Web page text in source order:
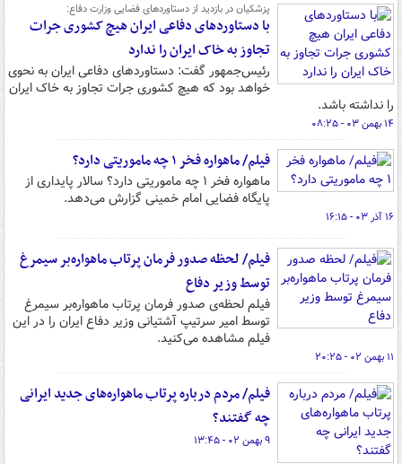
پزشکیان در بازدید از دستاوردهای فضایی وزارت دفاع:
با دستاوردهای دفاعی ایران هیچ کشوری جرات
تجاوز به خاک ایران را ندارد
رئیس‌جمهور گفت: دستاوردهای دفاعی ایران به نحوی
خواهد بود که هیچ کشوری جرات تجاوز به خاک ایران
را نداشته باشد.
۱۴ بهمن ۰۳ - ۰۸:۲۵
فیلم/ ماهواره فخر ۱ چه ماموریتی دارد؟
ماهواره فخر ۱ چه ماموریتی دارد؟ سالار پایداری از
پایگاه فضایی امام خمینی گزارش می‌دهد.
۱۶ آذر ۰۳ - ۱۶:۱۵
فیلم/ لحظه‌ صدور فرمان پرتاب ماهواره‌بر سیمرغ
توسط وزیر دفاع
فیلم لحظه‌ی صدور فرمان پرتاب ماهواره‌بر سیمرغ
توسط امیر سرتیپ آشتیانی وزیر دفاع ایران را در این
فیلم مشاهده می‌کنید.
۱۱ بهمن ۰۲ - ۲۰:۲۵
فیلم/ مردم درباره پرتاب ماهواره‌های جدید ایرانی
چه گفتند؟
۹ بهمن ۰۲ - ۱۳:۴۵